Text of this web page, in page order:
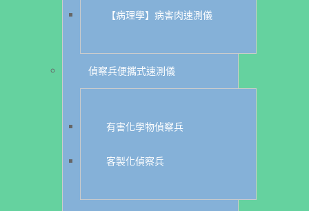
【病理學】病害肉速測儀
偵察兵便攜式速測儀
有害化學物偵察兵
客製化偵察兵